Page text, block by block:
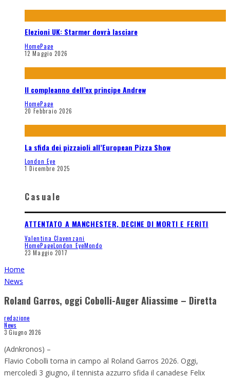
Elezioni UK: Starmer dovrà lasciare
HomePage
12 Maggio 2026
Il compleanno dell’ex principe Andrew
HomePage
20 Febbraio 2026
La sfida dei pizzaioli all’European Pizza Show
London Eye
1 Dicembre 2025
Casuale
ATTENTATO A MANCHESTER, DECINE DI MORTI E FERITI
Valentina Clavenzani
HomePageLondon EyeMondo
23 Maggio 2017
Home
News
Roland Garros, oggi Cobolli-Auger Aliassime – Diretta
redazione
News
3 Giugno 2026
(Adnkronos) –
Flavio Cobolli torna in campo al Roland Garros 2026. Oggi,
mercoledì 3 giugno, il tennista azzurro sfida il canadese Felix